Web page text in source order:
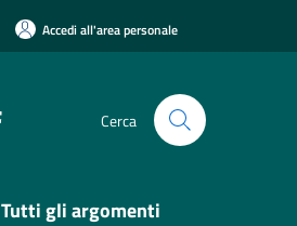
Accedi all'area personale
Cerca
Tutti gli argomenti